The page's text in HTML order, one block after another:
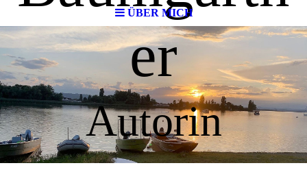
ÜBER MICH
er
Autorin